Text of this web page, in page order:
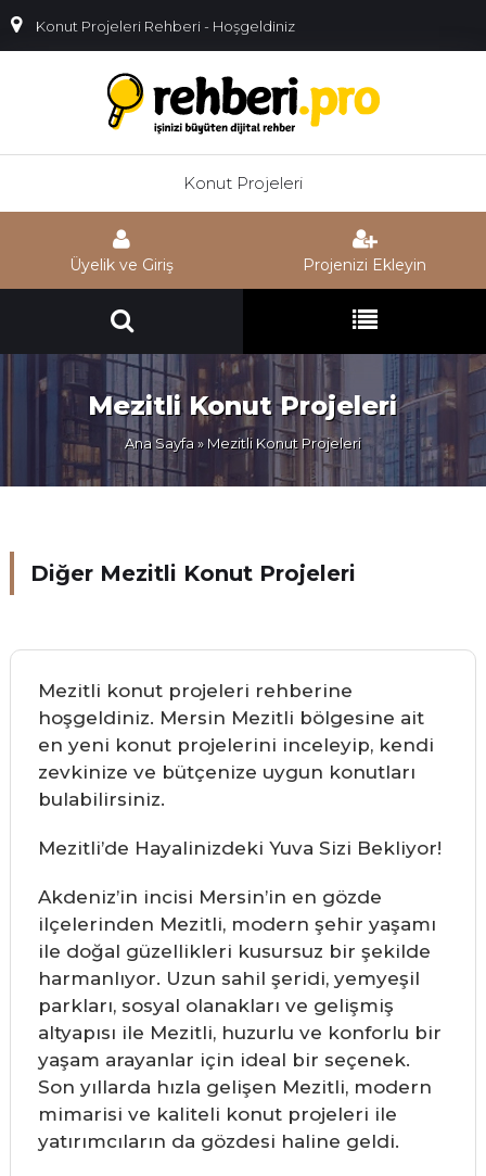
Konut Projeleri Rehberi - Hoşgeldiniz
Konut Projeleri
Üyelik ve Giriş Projenizi Ekleyin
Mezitli Konut Projeleri
Ana Sayfa» Mezitli Konut Projeleri
Diğer Mezitli Konut Projeleri
Mezitli konut projeleri rehberine
hoşgeldiniz. Mersin Mezitli bölgesine ait
en yeni konut projelerini inceleyip, kendi
zevkinize ve bütçenize uygun konutları
bulabilirsiniz.
Mezitli’de Hayalinizdeki Yuva Sizi Bekliyor!
Akdeniz’in incisi Mersin’in en gözde
ilçelerinden Mezitli, modern şehir yaşamı
ile doğal güzellikleri kusursuz bir şekilde
harmanlıyor. Uzun sahil şeridi, yemyeşil
parkları, sosyal olanakları ve gelişmiş
altyapısı ile Mezitli, huzurlu ve konforlu bir
yaşam arayanlar için ideal bir seçenek.
Son yıllarda hızla gelişen Mezitli, modern
mimarisi ve kaliteli konut projeleri ile
yatırımcıların da gözdesi haline geldi.